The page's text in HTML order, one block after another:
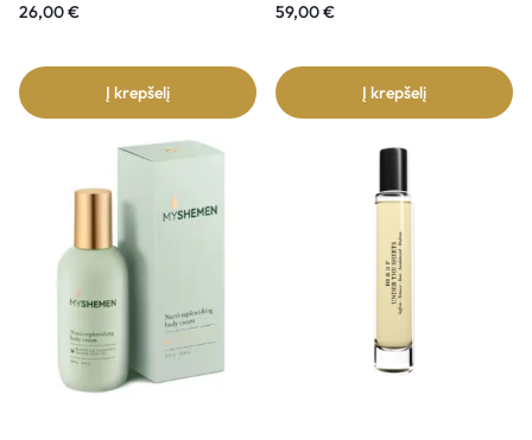
26,00€
Į krepšelį
59,00€
Į krepšelį